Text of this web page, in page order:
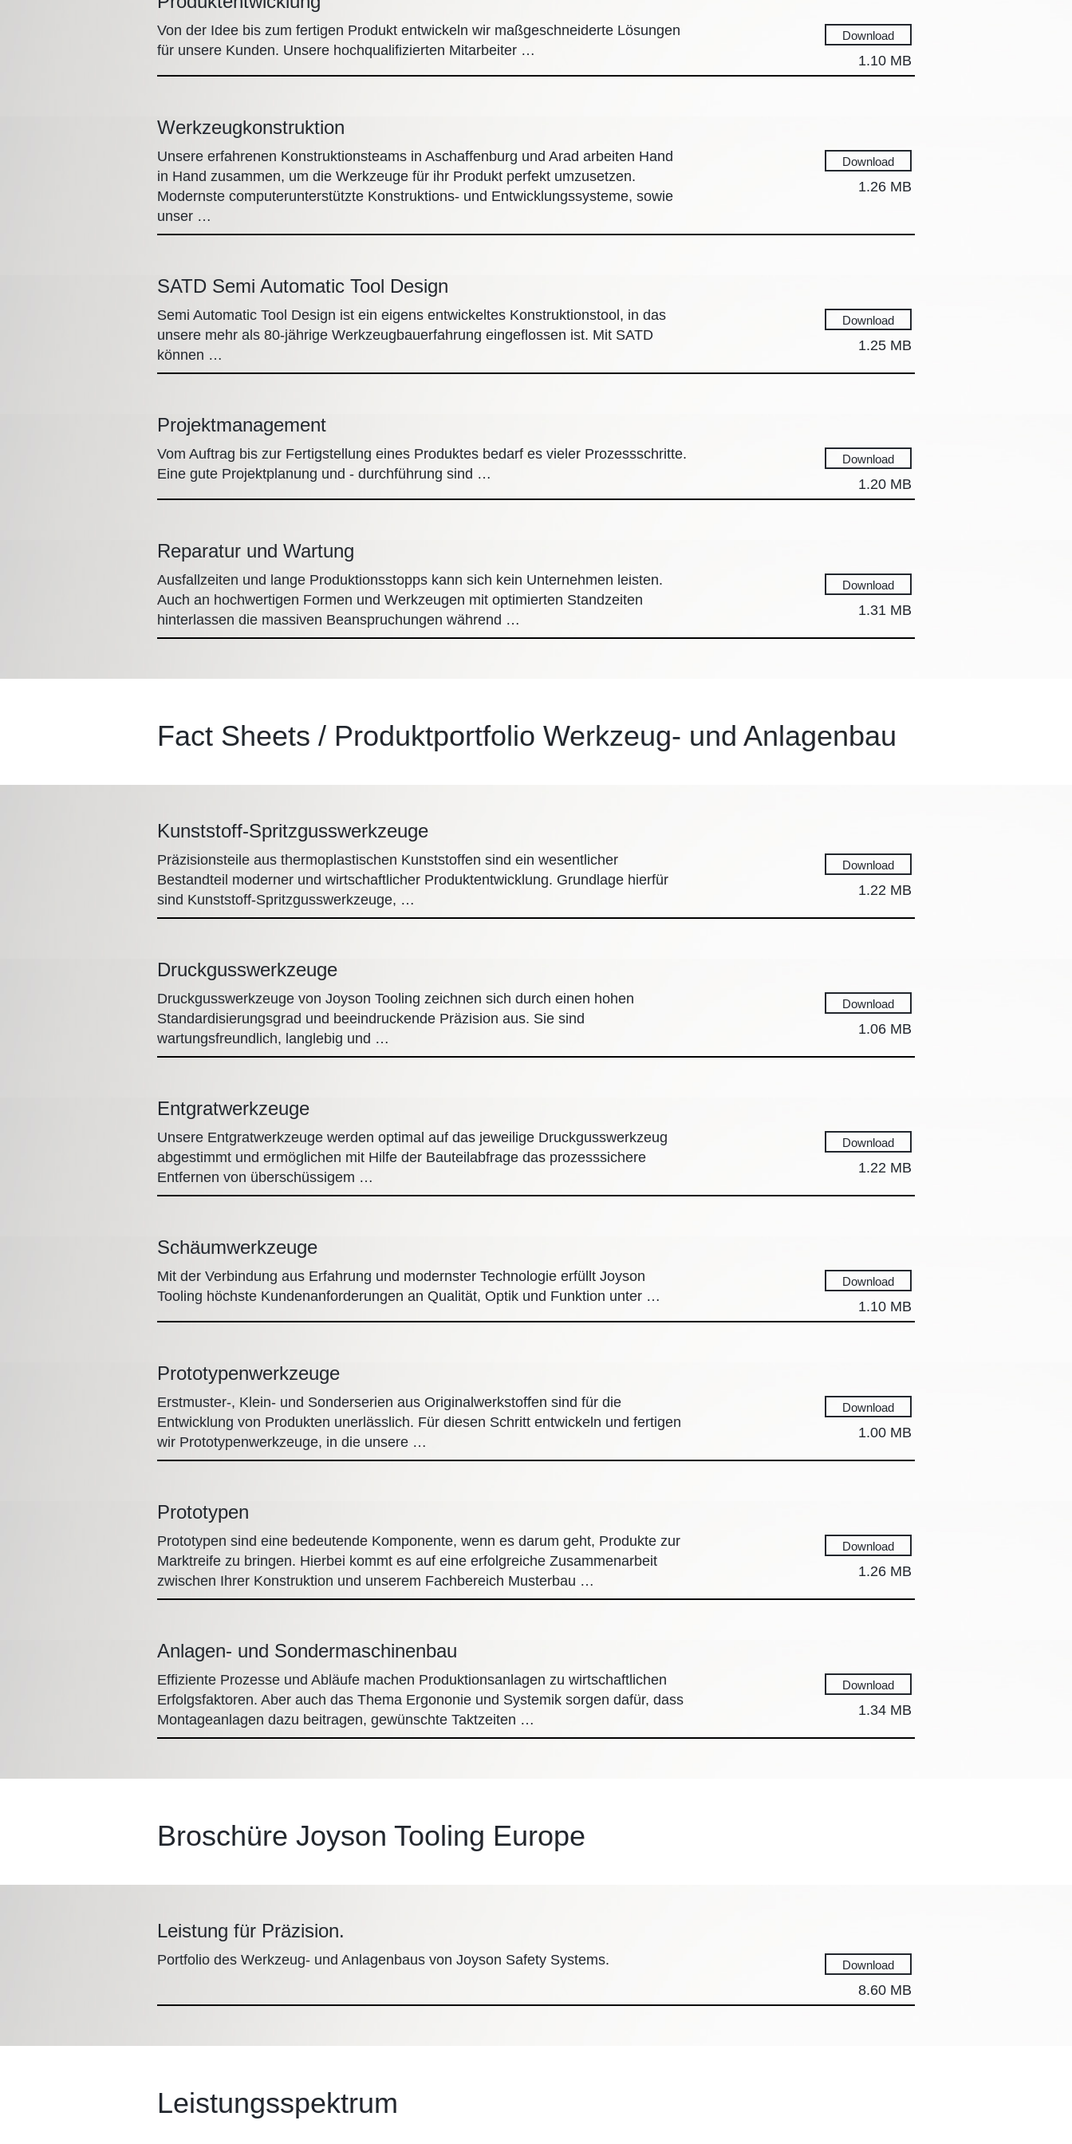
Von der Idee bis zum fertigen Produkt entwickeln wir maßgeschneiderte Lösungen
für unsere Kunden. Unsere hochqualifizierten Mitarbeiter …
Download
1.10 MB
Werkzeugkonstruktion
Unsere erfahrenen Konstruktionsteams in Aschaffenburg und Arad arbeiten Hand
in Hand zusammen, um die Werkzeuge für ihr Produkt perfekt umzusetzen.
Modernste computerunterstützte Konstruktions- und Entwicklungssysteme, sowie
unser …
Download
1.26 MB
SATD Semi Automatic Tool Design
Semi Automatic Tool Design ist ein eigens entwickeltes Konstruktionstool, in das
unsere mehr als 80-jährige Werkzeugbauerfahrung eingeflossen ist. Mit SATD
können …
Download
1.25 MB
Projektmanagement
Vom Auftrag bis zur Fertigstellung eines Produktes bedarf es vieler Prozessschritte.
Eine gute Projektplanung und - durchführung sind …
Download
1.20 MB
Reparatur und Wartung
Ausfallzeiten und lange Produktionsstopps kann sich kein Unternehmen leisten.
Auch an hochwertigen Formen und Werkzeugen mit optimierten Standzeiten
hinterlassen die massiven Beanspruchungen während …
Download
1.31 MB
Fact Sheets / Produktportfolio Werkzeug- und Anlagenbau
Kunststoff-Spritzgusswerkzeuge
Präzisionsteile aus thermoplastischen Kunststoffen sind ein wesentlicher
Bestandteil moderner und wirtschaftlicher Produktentwicklung. Grundlage hierfür
sind Kunststoff-Spritzgusswerkzeuge, …
Download
1.22 MB
Druckgusswerkzeuge
Druckgusswerkzeuge von Joyson Tooling zeichnen sich durch einen hohen
Standardisierungsgrad und beeindruckende Präzision aus. Sie sind
wartungsfreundlich, langlebig und …
Download
1.06 MB
Entgratwerkzeuge
Unsere Entgratwerkzeuge werden optimal auf das jeweilige Druckgusswerkzeug
abgestimmt und ermöglichen mit Hilfe der Bauteilabfrage das prozesssichere
Entfernen von überschüssigem …
Download
1.22 MB
Schäumwerkzeuge
Mit der Verbindung aus Erfahrung und modernster Technologie erfüllt Joyson
Tooling höchste Kundenanforderungen an Qualität, Optik und Funktion unter …
Download
1.10 MB
Prototypenwerkzeuge
Erstmuster-, Klein- und Sonderserien aus Originalwerkstoffen sind für die
Entwicklung von Produkten unerlässlich. Für diesen Schritt entwickeln und fertigen
wir Prototypenwerkzeuge, in die unsere …
Download
1.00 MB
Prototypen
Prototypen sind eine bedeutende Komponente, wenn es darum geht, Produkte zur
Marktreife zu bringen. Hierbei kommt es auf eine erfolgreiche Zusammenarbeit
zwischen Ihrer Konstruktion und unserem Fachbereich Musterbau …
Download
1.26 MB
Anlagen- und Sondermaschinenbau
Effiziente Prozesse und Abläufe machen Produktionsanlagen zu wirtschaftlichen
Erfolgsfaktoren. Aber auch das Thema Ergononie und Systemik sorgen dafür, dass
Montageanlagen dazu beitragen, gewünschte Taktzeiten …
Download
1.34 MB
Broschüre Joyson Tooling Europe
Leistung für Präzision.
Portfolio des Werkzeug- und Anlagenbaus von Joyson Safety Systems. Download
8.60 MB
Leistungsspektrum